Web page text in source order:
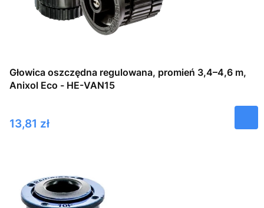
Głowica oszczędna regulowana, promień 3,4–4,6 m,
Anixol Eco - HE-VAN15
Cena
13,81 zł